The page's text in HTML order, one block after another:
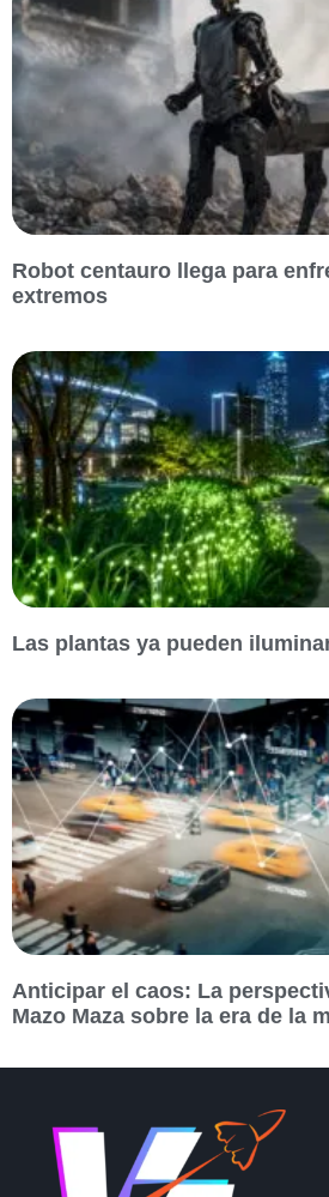
Robot centauro llega para
extremos
Las plantas ya pueden
Anticipar el caos: La
Mazo Maza sobre la era de la